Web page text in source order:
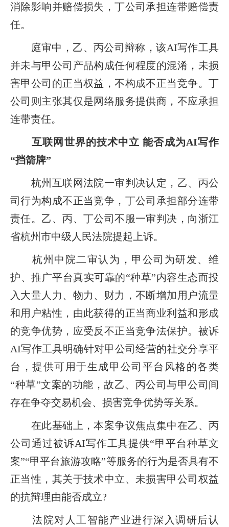
消除影响并赔偿损失，丁公司承担连带赔偿责
任。
庭审中，乙、丙公司辩称，该AI写作工具
并未与甲公司产品构成任何程度的混淆，未损
害甲公司的正当权益，不构成不正当竞争。丁
公司则主张其仅是网络服务提供商，不应承担
连带责任。
互联网世界的技术中立 能否成为AI写作
“挡箭牌”
杭州互联网法院一审判决认定，乙、丙公
司行为构成不正当竞争，丁公司承担部分连带
责任。乙、丙、丁公司不服一审判决，向浙江
省杭州市中级人民法院提起上诉。
杭州中院二审认为，甲公司为研发、维
护、推广平台真实可靠的“种草”内容生态而投
入大量人力、物力、财力，不断增加用户流量
和用户粘性，由此获得的正当商业利益和形成
的竞争优势，应受反不正当竞争法保护。被诉
AI写作工具明确针对甲公司经营的社交分享平
台，提供可用于生成甲公司平台风格的各类
“种草”文案的功能，故乙、丙公司与甲公司间
存在争夺交易机会、损害竞争优势等关系。
在此基础上，本案争议焦点集中在乙、丙
公司通过被诉AI写作工具提供“甲平台种草文
案”“甲平台旅游攻略”等服务的行为是否具有不
正当性，其关于技术中立、未损害甲公司权益
的抗辩理由能否成立?
法院对人工智能产业进行深入调研后认